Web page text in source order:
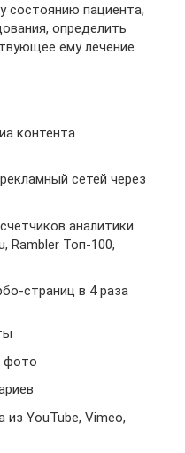
состоянию пациента,
определить
ему лечение.
контента
сетей через
аналитики
Rambler Топ-100,
страниц в 4 раза
фото
YouTube, Vimeo,